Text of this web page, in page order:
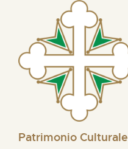
Patrimonio Culturale